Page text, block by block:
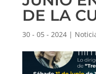
DE LA
30 - 05 - 2024|